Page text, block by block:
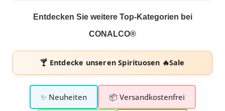
Entdecken Sie weitere Top-Kategorien bei
CONALCO®
🍸 Entdecke unserenSpirituosen 🔥Sale
✨ Neuheiten 📦 Versandkostenfrei